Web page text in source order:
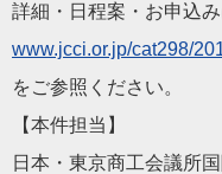
詳細・日程案・お申込
www.jcci.or.jp/cat298/
をご参照ください。
【本件担当】
日本・東京商工会議所